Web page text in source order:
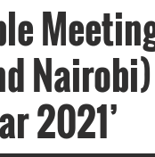
2021’